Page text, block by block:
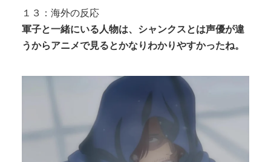
１３：海外の反応
軍子と一緒にいる人物は、シャンクスとは声優が違
うからアニメで見るとかなりわかりやすかったね。